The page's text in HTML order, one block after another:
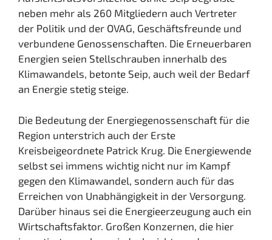
neben mehr als 260 Mitgliedern auch Vertreter
der Politik und der OVAG, Geschäftsfreunde und
verbundene Genossenschaften. Die Erneuerbaren
Energien seien Stellschrauben innerhalb des
Klimawandels, betonte Seip, auch weil der Bedarf
an Energie stetig steige.
Die Bedeutung der Energiegenossenschaft für die
Region unterstrich auch der Erste
Kreisbeigeordnete Patrick Krug. Die Energiewende
selbst sei immens wichtig nicht nur im Kampf
gegen den Klimawandel, sondern auch für das
Erreichen von Unabhängigkeit in der Versorgung.
Darüber hinaus sei die Energieerzeugung auch ein
Wirtschaftsfaktor. Großen Konzernen, die hier